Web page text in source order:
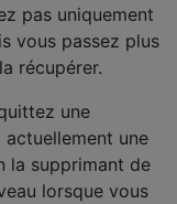
pas uniquement
vous passez plus
récupérer.
une
une
la supprimant de
lorsque vous